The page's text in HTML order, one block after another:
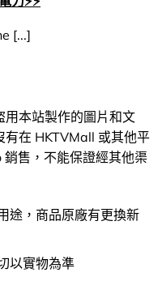
[...]
用本站製作的圖片和文
有在 HKTVMall 或其他平
售，不能保證經其他渠
途，商品原廠有更換新
以實物為準